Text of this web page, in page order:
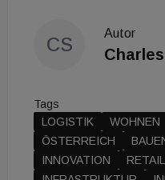
CS
Autor
Tags
LOGISTIK
WOHNEN
ÖSTERREICH
INNOVATION
RETAIL